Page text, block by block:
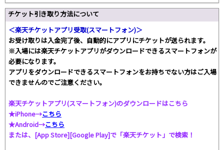
チケット引き取り方法について
＜楽天チケットアプリ受取(スマートフォン)＞
お受け取りは入金完了後、自動的にアプリにチケットが送られます。
※入場には楽天チケットアプリがダウンロードできるスマートフォンが
必要になります。
アプリをダウンロードできるスマートフォンをお持ちでない方はご入場
できませんのでご注意ください。
楽天チケットアプリ(スマートフォン)のダウンロードはこちら
★iPhone→こちら
★Android→こちら
または、[App Store][Google Play]で「楽天チケット」で検索！